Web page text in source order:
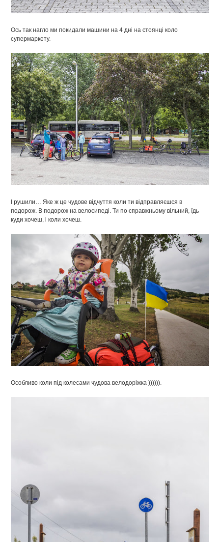
Ось так нагло ми покидали машини на 4 дні на стоянці коло
супермаркету.
І рушили… Яке ж це чудове відчуття коли ти відправляєшся в
подорож. В подорож на велосипеді. Ти по справжньому вільний, їдь
куди хочеш, і коли хочеш.
Особливо коли під колесами чудова велодоріжка )))))).